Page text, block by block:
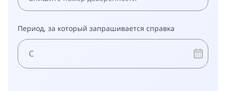
Период, за который запрашивается справка